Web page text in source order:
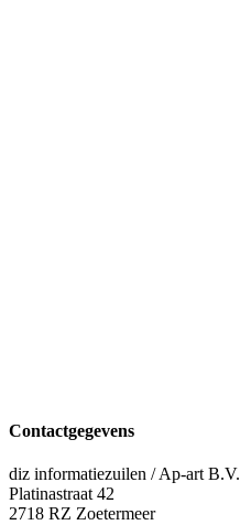
Contactgegevens
diz informatiezuilen / Ap-art B.V.
Platinastraat 42
2718 RZ Zoetermeer